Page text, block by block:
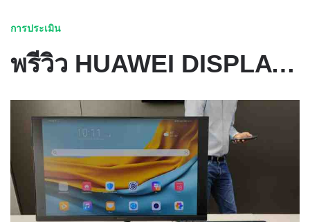
การประเมิน
พรีวิว HUAWEI DISPLAY 23.8 จอคอมเพื่องานออฟฟิศ